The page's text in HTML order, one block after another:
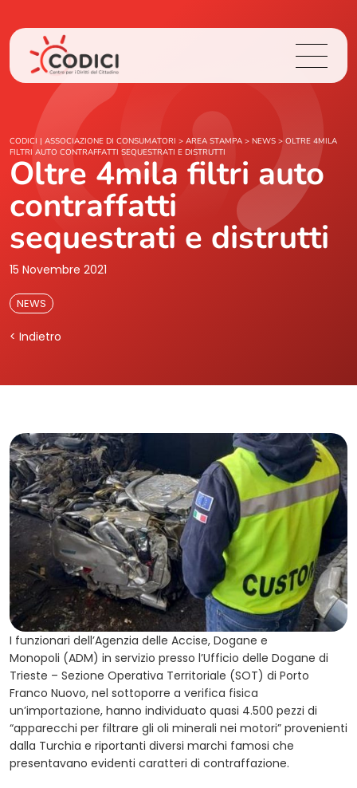
Chi Siamo
Cosa Facciamo
Area Stampa
CODICI | ASSOCIAZIONE DI CONSUMATORI > AREA STAMPA > NEWS > OLTRE 4MILA
FILTRI AUTO CONTRAFFATTI SEQUESTRATI E DISTRUTTI
Oltre 4mila filtri auto
contraffatti
sequestrati e distrutti
15 Novembre 2021
NEWS
< Indietro
I funzionari dell’Agenzia delle Accise, Dogane e
Monopoli (ADM) in servizio presso l’Ufficio delle Dogane di
Trieste – Sezione Operativa Territoriale (SOT) di Porto
Franco Nuovo, nel sottoporre a verifica fisica
un’importazione, hanno individuato quasi 4.500 pezzi di
“apparecchi per filtrare gli oli minerali nei motori” provenienti
dalla Turchia e riportanti diversi marchi famosi che
presentavano evidenti caratteri di contraffazione.